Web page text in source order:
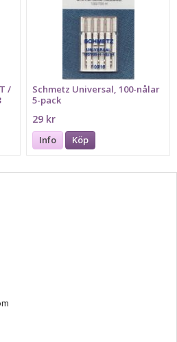
/
Schmetz Universal, 100-nålar
5-pack
29 kr
Info Köp